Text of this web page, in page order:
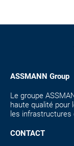
ASSMANN Group
Le groupe
haute qualité pour
les infrastructures
CONTACT